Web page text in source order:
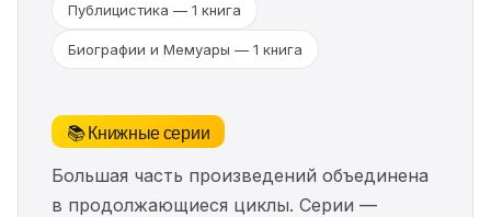
Публицистика — 1 книга
Биографии и Мемуары — 1 книга
📚 Книжные серии
Большая часть произведений объединена
в продолжающиеся циклы. Серии —